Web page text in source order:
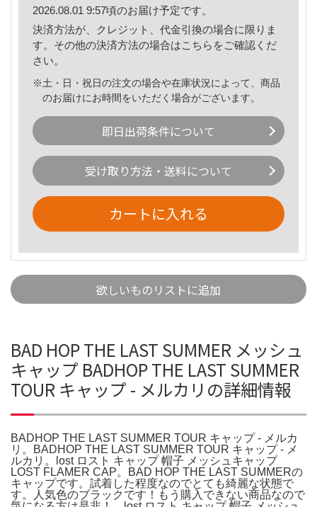
2026.08.01 9:57頃のお届け予定です。
決済方法が、クレジット、代金引換の場合に限りま
す。その他の決済方法の場合はこちら をご確認くだ
さい。
※土・日・祝日の注文の場合や在庫状況によって、商品
のお届けにお時間をいただく場合がございます。
即日出荷条件について
受け取り方法・送料について
カートに入れる
欲しいものリストに追加
BAD HOP THE LAST SUMMER メッシュ
キャップ BADHOP THE LAST SUMMER
TOUR キャップ - メルカリの詳細情報
BADHOP THE LAST SUMMER TOUR キャップ - メルカ
リ。BADHOP THE LAST SUMMER TOUR キャップ - メ
ルカリ。lost ロスト キャップ 帽子 メッシュキャップ
LOST FLAMER CAP。BAD HOP THE LAST SUMMERの
キャップです。試着した程度なのでとても綺麗な状態で
す。人気色のブラックです！もう購入できない商品なので